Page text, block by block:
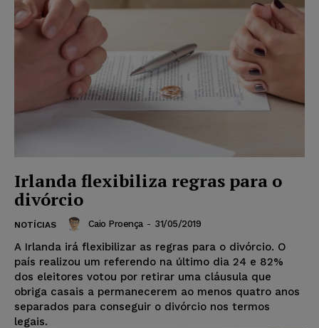
Irlanda flexibiliza regras para o
divórcio
NOTÍCIAS Caio Proença - 31/05/2019
A Irlanda irá flexibilizar as regras para o divórcio. O
país realizou um referendo na último dia 24 e 82%
dos eleitores votou por retirar uma cláusula que
obriga casais a permanecerem ao menos quatro anos
separados para conseguir o divórcio nos termos
legais.